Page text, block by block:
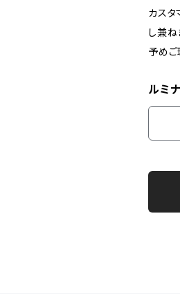
カスタ
し兼ね
予めご
ルミ